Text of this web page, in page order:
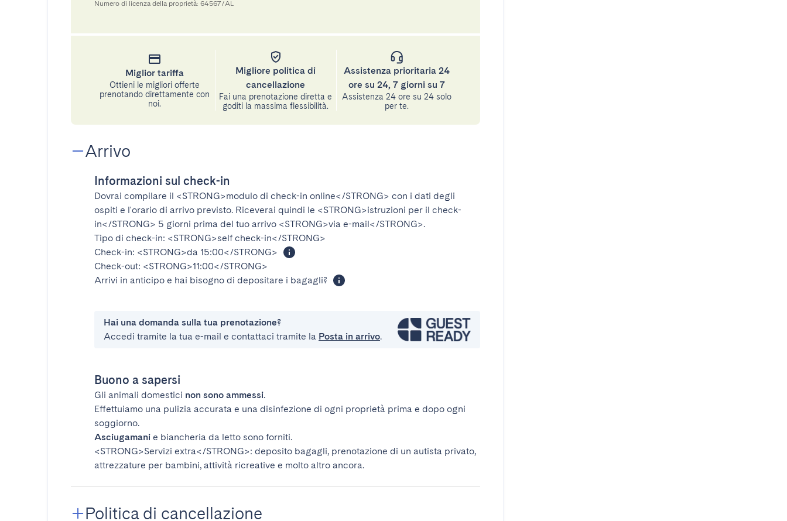
Numero di licenza della proprietà: 64567/AL
Miglior tariffa
Ottieni le migliori offerte
prenotando direttamente con
noi.
Migliore politica di
cancellazione
Fai una prenotazione diretta e
goditi la massima flessibilità.
Assistenza prioritaria 24
ore su 24, 7 giorni su 7
Assistenza 24 ore su 24 solo
per te.
Arrivo
Informazioni sul check-in
Dovrai compilare il <STRONG>modulo di check-in online</STRONG> con i dati degli
ospiti e l'orario di arrivo previsto. Riceverai quindi le <STRONG>istruzioni per il check-
in</STRONG> 5 giorni prima del tuo arrivo <STRONG>via e-mail</STRONG>.
Tipo di check-in: <STRONG>self check-in</STRONG>
Check-in: <STRONG>da 15:00</STRONG>
Check-out: <STRONG>11:00</STRONG>
Arrivi in anticipo e hai bisogno di depositare i bagagli?
Hai una domanda sulla tua prenotazione?
Accedi tramite la tua e-mail e contattaci tramite la Posta in arrivo.
Buono a sapersi
Gli animali domestici non sono ammessi.
Effettuiamo una pulizia accurata e una disinfezione di ogni proprietà prima e dopo ogni
soggiorno.
Asciugamani e biancheria da letto sono forniti.
<STRONG>Servizi extra</STRONG>: deposito bagagli, prenotazione di un autista privato,
attrezzature per bambini, attività ricreative e molto altro ancora.
Politica di cancellazione